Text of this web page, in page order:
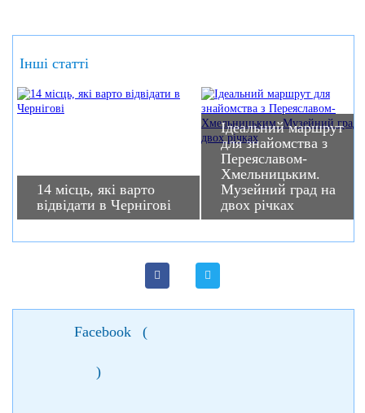
Інші статті
14 місць, які варто
відвідати в Чернігові
Ідеальний маршрут
для знайомства з
Переяславом-
Хмельницьким.
Музейний град на
двох річках
Facebook (
)